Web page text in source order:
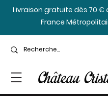
​Livraison gratuite dès 70 €
France